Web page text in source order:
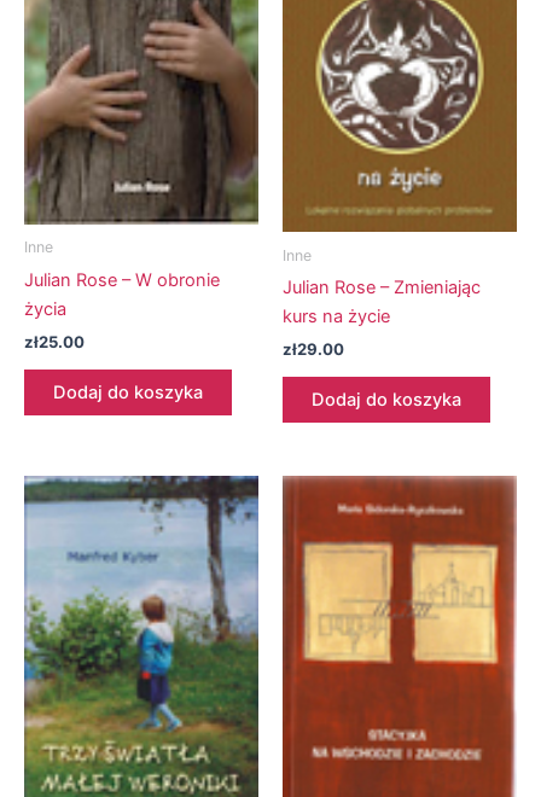
Inne
Julian Rose – W obronie
życia
zł25.00
Dodaj do koszyka
Inne
Julian Rose – Zmieniając
kurs na życie
zł29.00
Dodaj do koszyka